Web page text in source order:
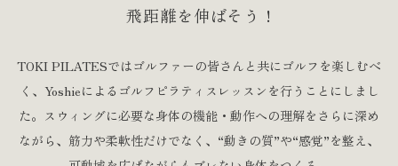
飛距離を伸ばそう !
TOKI PILATESではゴルファーの皆さんと共にゴルフを楽しむべ
く、 Yoshieによるゴルフピラティスレッスンを行うことにしまし
た。 スウィングに必要な身体の機能・動作への理解をさらに深め
ながら、 筋力や柔軟性だけでなく、“動きの質”や“感覚”を整え、